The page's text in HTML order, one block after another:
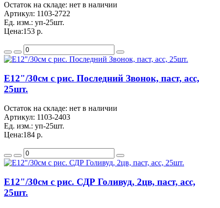
Остаток на складе: нет в наличии
Артикул: 1103-2722
Ед. изм.: уп-25шт.
Цена:153 р.
Е12"/30см с рис. Последний Звонок, паст, асс,
25шт.
Остаток на складе: нет в наличии
Артикул: 1103-2403
Ед. изм.: уп-25шт.
Цена:184 р.
Е12"/30см с рис. СДР Голивуд, 2цв, паст, асс,
25шт.